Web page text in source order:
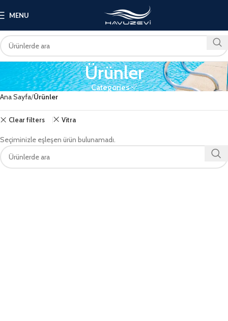
MENU
Ürünler
Categories
Ana Sayfa Ürünler
Clear filters Vitra
Seçiminizle eşleşen ürün bulunamadı.